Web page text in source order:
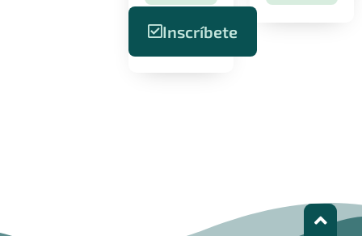
Inscríbete